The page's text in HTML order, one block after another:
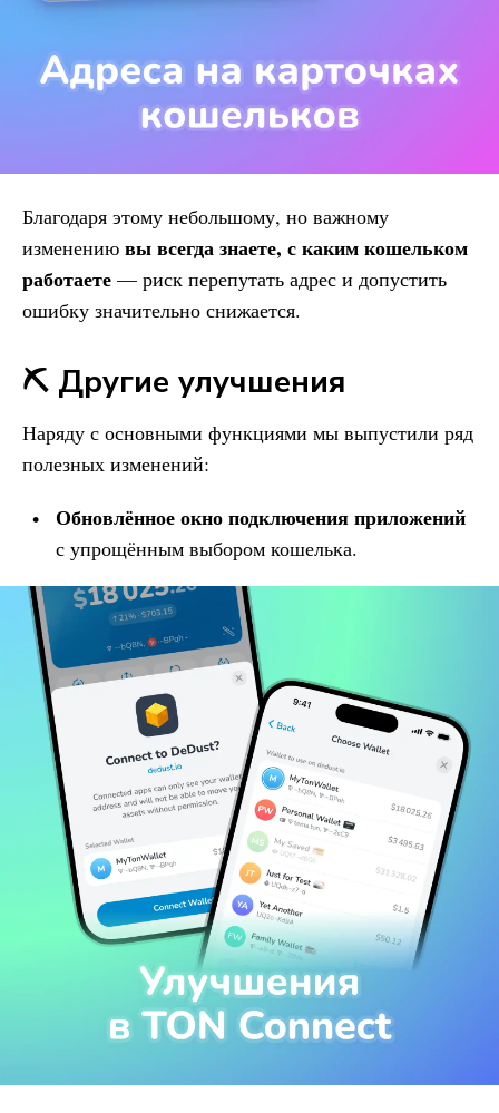
Благодаря этому небольшому, но важному
изменению вы всегда знаете, с каким кошельком
работаете — риск перепутать адрес и допустить
ошибку значительно снижается.
⛏️ Другие улучшения
Наряду с основными функциями мы выпустили ряд
полезных изменений:
Обновлённое окно подключения приложений
с упрощённым выбором кошелька.